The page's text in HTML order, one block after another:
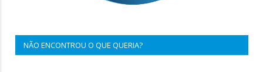
NÃO ENCONTROU O QUE QUERIA?